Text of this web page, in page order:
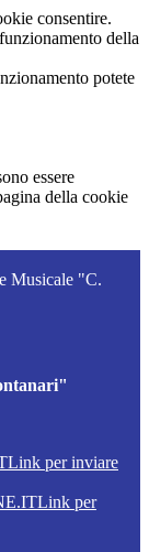
consentire.
della
potete
essere
della cookie
Musicale "C.
Link per inviare
Link per